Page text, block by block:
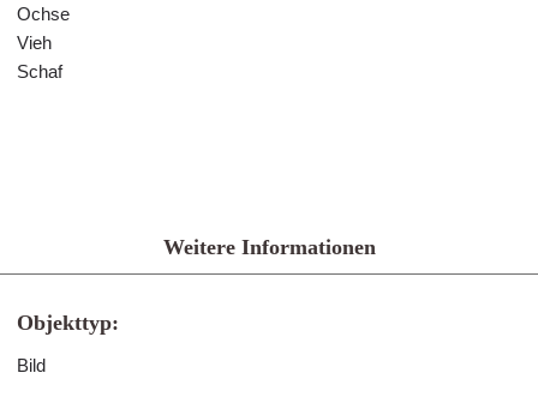
Ochse
Vieh
Schaf
Weitere Informationen
Objekttyp:
Bild